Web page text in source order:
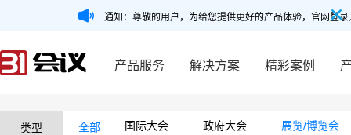
通知：尊敬的用户，为给您提供更好的产品体验，官网登
产品服务 解决方案 精彩案例
类型 全部 国际大会 政府大会
展览/博览会